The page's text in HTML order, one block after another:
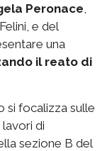
Peronace
e del
una
il reato di
si focalizza sulle
di
sezione B del